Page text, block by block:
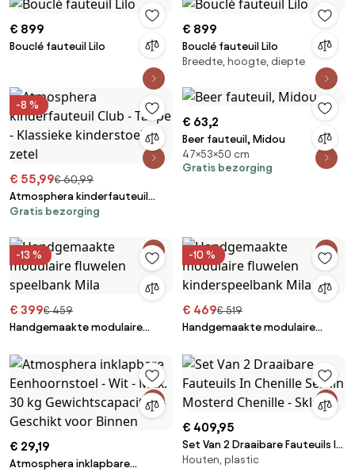
€ 899
Bouclé fauteuil Lilo
€ 899
Bouclé fauteuil Lilo
Breedte, hoogte, diepte
-8 %
€ 55,99€ 60,99
Atmosphera kinderfauteuil
Club - Taupe - Klassieke
Gratis bezorging
€ 63,2
Beer fauteuil, Midou
47×53×50 cm
Gratis bezorging
-13 %
€ 399€ 459
Handgemaakte modulaire
-10 %
€ 469€ 519
Handgemaakte modulaire
€ 29,19
Atmosphera inklapbare
€ 409,95
Set Van 2 Draaibare Fauteuils In
Chenille Sernin Mosterd
Houten, plastic